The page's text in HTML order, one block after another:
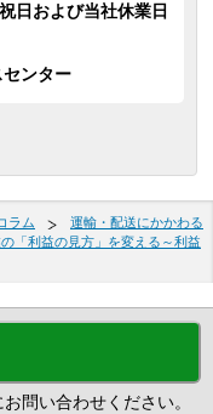
日および当社休業日
ンター
ラム
運輸・配送にかかわる
「利益の見方」を変える～利益
問い合わせください。